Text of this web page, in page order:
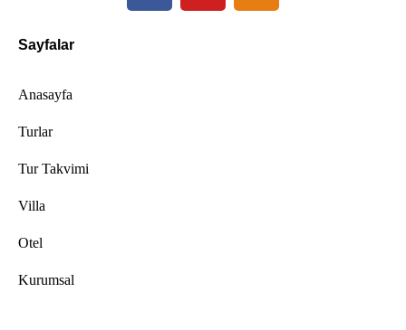
Sayfalar
Anasayfa
Turlar
Tur Takvimi
Villa
Otel
Kurumsal